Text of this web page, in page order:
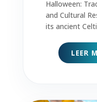
Halloween:
and Cultural
its ancient
LEER